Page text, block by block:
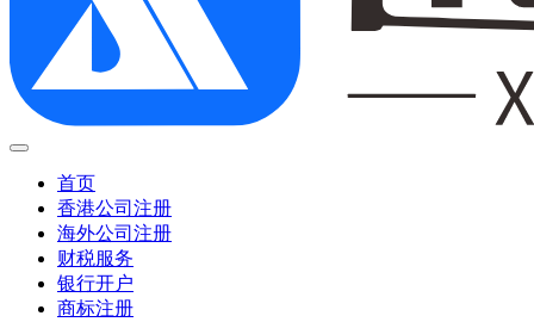
首页
香港公司注册
海外公司注册
财税服务
银行开户
商标注册